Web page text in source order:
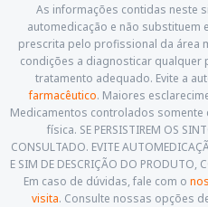
As informações contidas neste
automedicação e não substituem
prescrita pelo profissional da área
condições a diagnosticar qualquer
tratamento adequado. Evite a
farmacêutico. Maiores
Medicamentos controlados somente
física. SE PERSISTIREM OS
CONSULTADO. EVITE
E SIM DE DESCRIÇÃO DO PRODUTO,
Em caso de dúvidas, fale com o
visita. Consulte nossas opções